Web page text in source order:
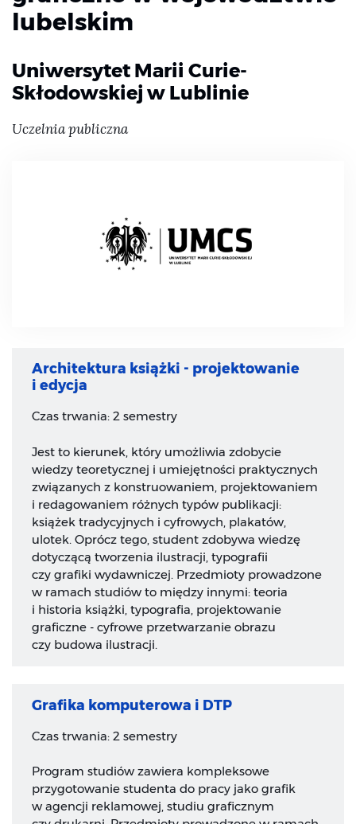
lubelskim
Uniwersytet Marii Curie-
Skłodowskiej w Lublinie
Uczelnia publiczna
Architektura książki - projektowanie
i edycja
Czas trwania: 2 semestry
Jest to kierunek, który umożliwia zdobycie
wiedzy teoretycznej i umiejętności praktycznych
związanych z konstruowaniem, projektowaniem
i redagowaniem różnych typów publikacji:
książek tradycyjnych i cyfrowych, plakatów,
ulotek. Oprócz tego, student zdobywa wiedzę
dotyczącą tworzenia ilustracji, typografii
czy grafiki wydawniczej. Przedmioty prowadzone
w ramach studiów to między innymi: teoria
i historia książki, typografia, projektowanie
graficzne - cyfrowe przetwarzanie obrazu
czy budowa ilustracji.
Grafika komputerowa i DTP
Czas trwania: 2 semestry
Program studiów zawiera kompleksowe
przygotowanie studenta do pracy jako grafik
w agencji reklamowej, studiu graficznym